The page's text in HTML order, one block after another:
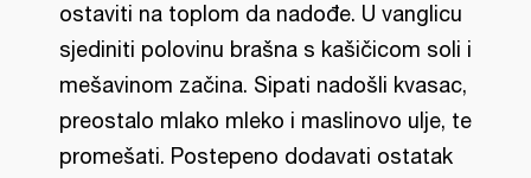
ostaviti na toplom da nadođe. U vanglicu
sjediniti polovinu brašna s kašičicom soli i
mešavinom začina. Sipati nadošli kvasac,
preostalo mlako mleko i maslinovo ulje, te
promešati. Postepeno dodavati ostatak